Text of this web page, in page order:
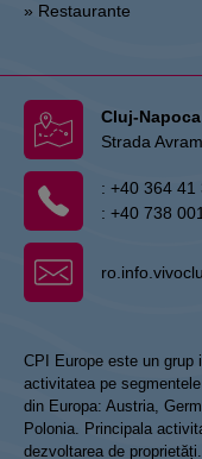
» Restaurante
Cluj-Napoca
Strada
: +40 364 41
: +40 738
CPI Europe este un grup
activitatea pe
din Europa: Austria,
Polonia. Principala
dezvoltarea de